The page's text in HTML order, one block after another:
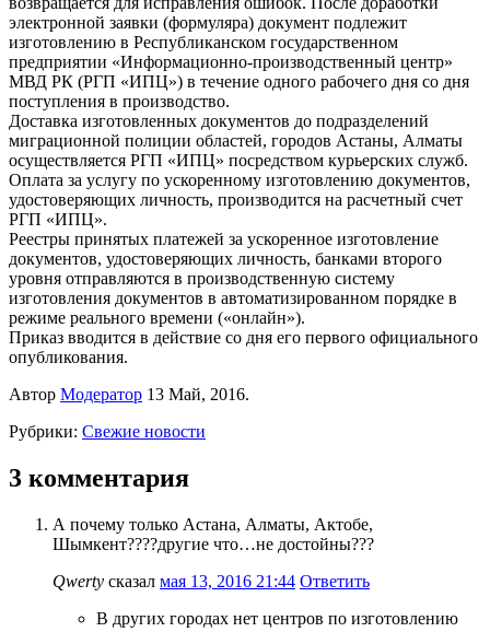
электронной заявки (формуляра) документ подлежит
изготовлению в Республиканском государственном
предприятии «Информационно-производственный центр»
МВД РК (РГП «ИПЦ») в течение одного рабочего дня со дня
поступления в производство.
Доставка изготовленных документов до подразделений
миграционной полиции областей, городов Астаны, Алматы
осуществляется РГП «ИПЦ» посредством курьерских служб.
Оплата за услугу по ускоренному изготовлению документов,
удостоверяющих личность, производится на расчетный счет
РГП «ИПЦ».
Реестры принятых платежей за ускоренное изготовление
документов, удостоверяющих личность, банками второго
уровня отправляются в производственную систему
изготовления документов в автоматизированном порядке в
режиме реального времени («онлайн»).
Приказ вводится в действие со дня его первого официального
опубликования.
Автор Модератор 13 Май, 2016.
Рубрики: Свежие новости
3 комментария
А почему только Астана, Алматы, Актобе,
Шымкент????другие что…не достойны???
Qwerty сказал мая 13, 2016 21:44 Ответить
В других городах нет центров по изготовлению